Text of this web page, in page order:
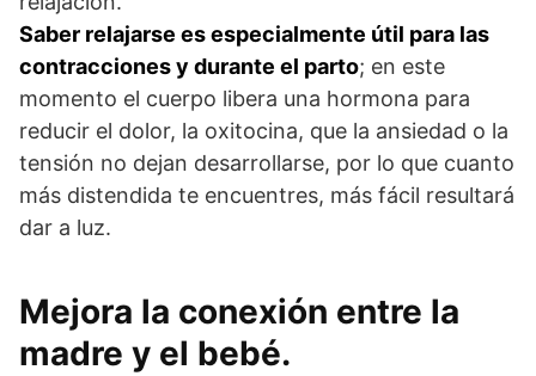
Saber relajarse es especialmente útil para las
contracciones y durante el parto; en este
momento el cuerpo libera una hormona para
reducir el dolor, la oxitocina, que la ansiedad o la
tensión no dejan desarrollarse, por lo que cuanto
más distendida te encuentres, más fácil resultará
dar a luz.
Mejora la conexión entre la
madre y el bebé.